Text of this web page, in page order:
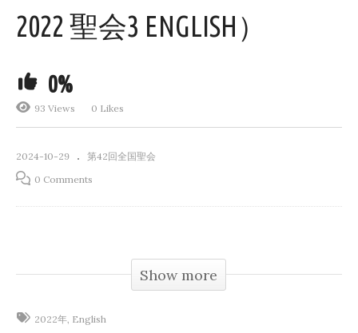
2022 聖会3 ENGLISH）
0%
93 Views 0 Likes
2024-10-29
第42回全国聖会
0 Comments
Show more
2022年 English